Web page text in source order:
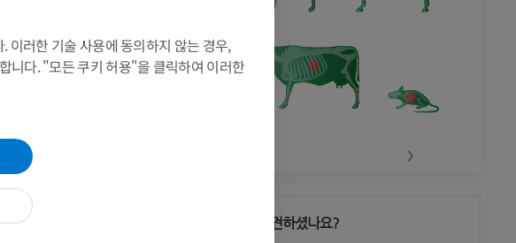
›
문제를 발견하셨나요?
이러한 기술 사용에 동의하지 않는 경우,
니다. "모든 쿠키 허용"을 클릭하여 이러한